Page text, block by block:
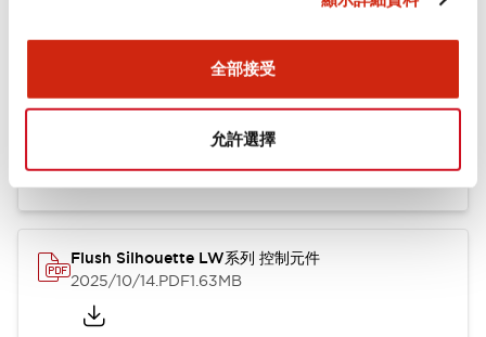
全部接受
允許選擇
Flush Silhouette LW系列 控制元件 (英文版)
1.23MB
Flush Silhouette LW系列 控制元件
2025/10/14.PDF1.63MB